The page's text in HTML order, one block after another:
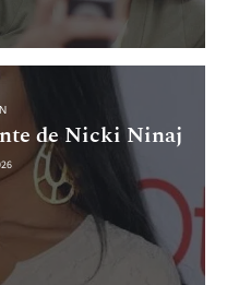
de Nicki Ninaj